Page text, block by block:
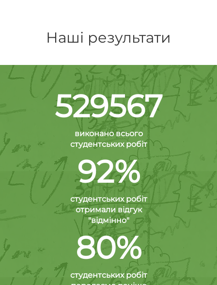
Наші результати
529567
виконано всього
студентських робіт
92%
студентських робіт
отримали відгук
"відмінно"
80%
студентських робіт